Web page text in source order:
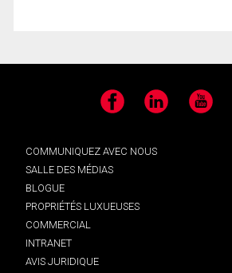
Facebook LinkedIn YouTube
COMMUNIQUEZ AVEC NOUS
SALLE DES MÉDIAS
BLOGUE
PROPRIÉTÉS LUXUEUSES
COMMERCIAL
INTRANET
AVIS JURIDIQUE